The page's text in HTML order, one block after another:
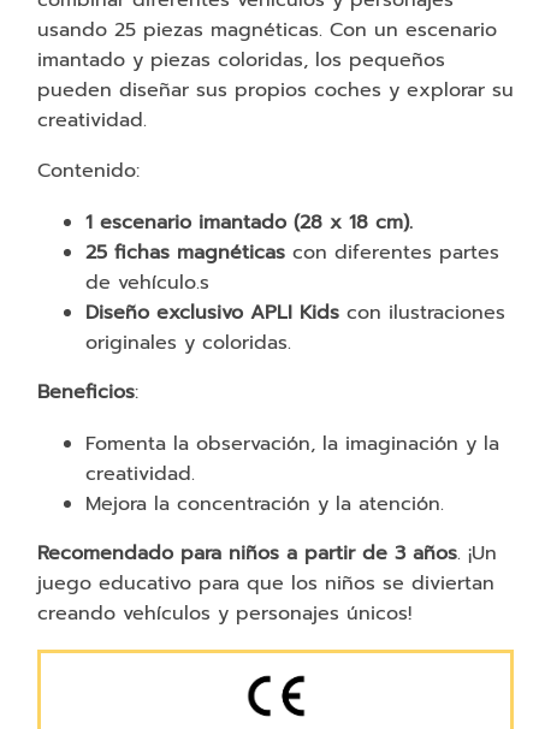
usando 25 piezas magnéticas. Con un escenario
imantado y piezas coloridas, los pequeños
pueden diseñar sus propios coches y explorar su
creatividad.
Contenido:
1 escenario imantado (28 x 18 cm).
25 fichas magnéticas con diferentes partes
de vehículo.s
Diseño exclusivo APLI Kids con ilustraciones
originales y coloridas.
Beneficios:
Fomenta la observación, la imaginación y la
creatividad.
Mejora la concentración y la atención.
Recomendado para niños a partir de 3 años. ¡Un
juego educativo para que los niños se diviertan
creando vehículos y personajes únicos!